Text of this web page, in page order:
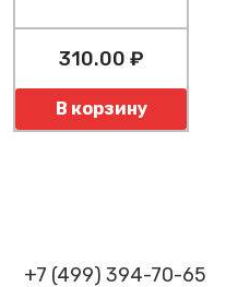
310.00 ₽
Количество
В корзину
+7 (499) 394-70-65